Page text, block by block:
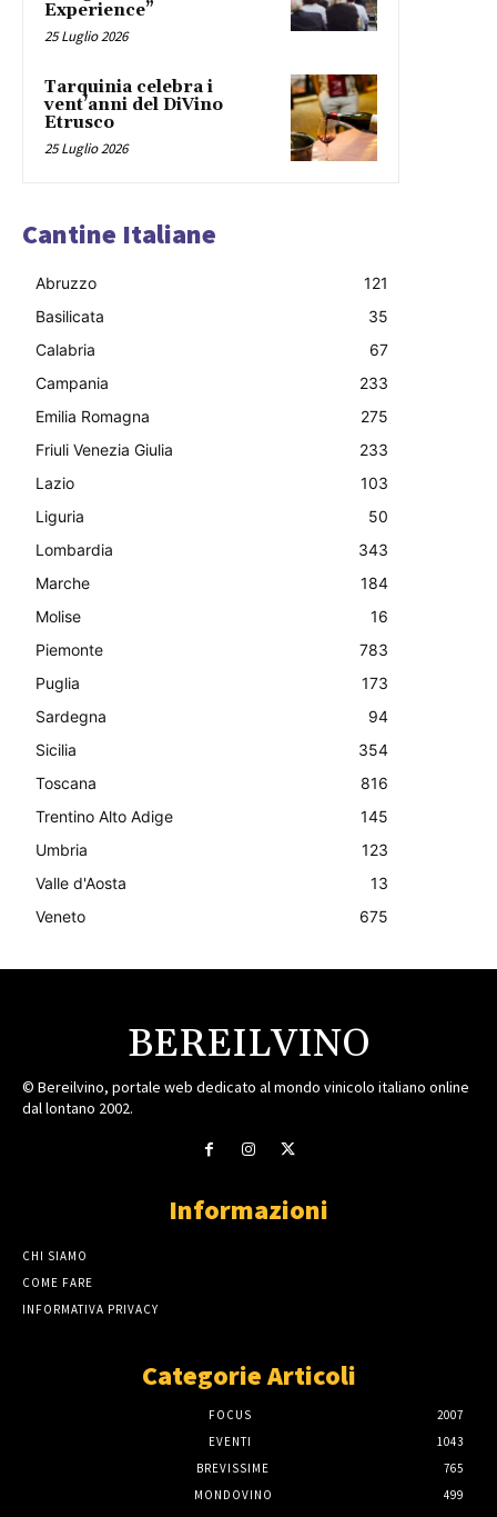
Experience”
25 Luglio 2026
Tarquinia celebra i
vent’anni del DiVino
Etrusco
25 Luglio 2026
Cantine Italiane
Abruzzo
121
Basilicata
35
Calabria
67
Campania
233
Emilia Romagna
275
Friuli Venezia Giulia
233
Lazio
103
Liguria
50
Lombardia
343
Marche
184
Molise
16
Piemonte
783
Puglia
173
Sardegna
94
Sicilia
354
Toscana
816
Trentino Alto Adige
145
Umbria
123
Valle d'Aosta
13
Veneto
675
BEREILVINO
© Bereilvino, portale web dedicato al mondo vinicolo italiano online
dal lontano 2002.
Informazioni
CHI SIAMO
COME FARE
INFORMATIVA PRIVACY
Categorie Articoli
FOCUS
2007
EVENTI
1043
BREVISSIME
765
MONDOVINO
499